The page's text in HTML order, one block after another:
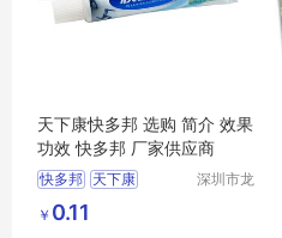
天下康快多邦 选购 简介 效果
功效 快多邦 厂家供应商
快多邦 天下康
天下康快多邦
深圳市龙
￥ 0.11